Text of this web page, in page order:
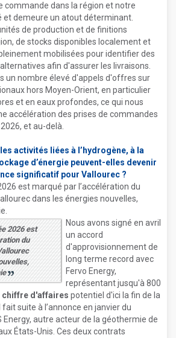
commande dans la région et notre
et demeure un atout déterminant.
de production et de finitions
de stocks disponibles localement et
mobilisées pour identifier des
afin d'assurer les livraisons.
un nombre élevé d'appels d'offres sur
hors Moyen-Orient, en particulier
et en eaux profondes, ce qui nous
accélération des prises de commandes
et au-delà.
activités liées à l’hydrogène, à la
d’énergie peuvent-elles devenir
significatif pour Vallourec ?
est marqué par l’accélération du
dans les énergies nouvelles,
2026 est
du
Nous avons signé en avril
un accord
d'approvisionnement de
long terme record avec
Fervo Energy,
représentant jusqu'à 800
chiffre d'affaires potentiel d'ici la fin de la
suite à l’annonce en janvier du
Energy, autre acteur de la géothermie de
États-Unis. Ces deux contrats